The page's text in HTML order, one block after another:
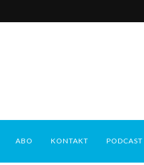
ABO KONTAKT PODCAST